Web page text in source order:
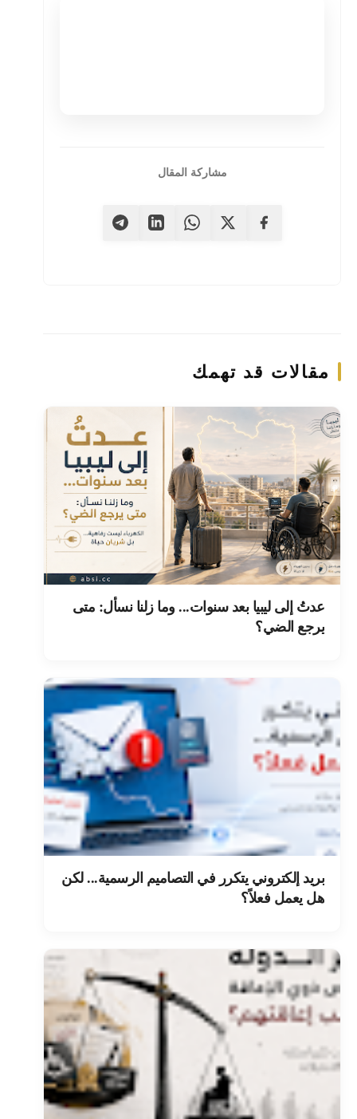
مشاركة المقال
مقالات قد تهمك
عدتُ إلى ليبيا بعد سنوات... وما زلنا نسأل: متى
يرجع الضي؟
بريد إلكتروني يتكرر في التصاميم الرسمية... لكن
هل يعمل فعلاً؟